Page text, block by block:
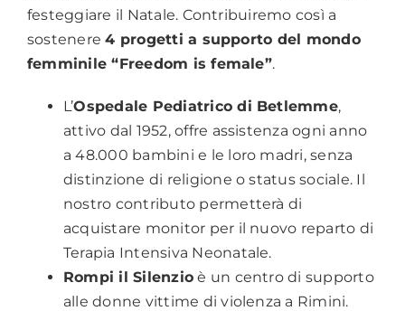
festeggiare il Natale. Contribuiremo così a
sostenere4 progetti a supporto del mondo
femminile “Freedom is female”.
L’Ospedale Pediatrico di Betlemme,
attivo dal 1952, offre assistenza ogni anno
a 48.000 bambini e le loro madri, senza
distinzione di religione o status sociale. Il
nostro contributo permetterà di
acquistare monitor per il nuovo reparto di
Terapia Intensiva Neonatale.
Rompi il Silenzio è un centro di supporto
alle donne vittime di violenza a Rimini.